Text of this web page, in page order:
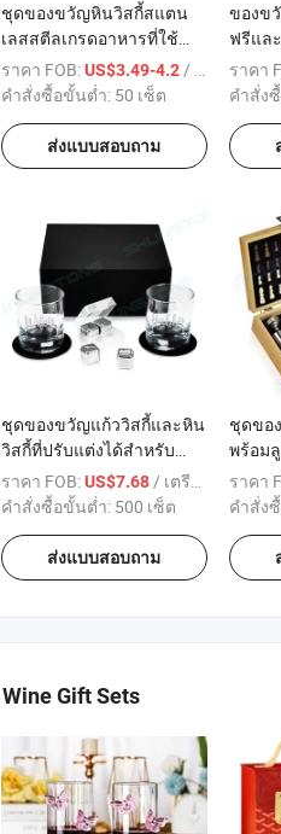
ชุดของขวัญหินวิสกี้สแตน
เลสสตีลเกรดอาหารที่ใช้ซ้ำ
ได้ในกล่องไม้จากผู้จัดจำ
หน่ายชุนสโตน
ราคา FOB:US$3.49-4.2/ เตรียมตัว
คำสั่งซื้อขั้นต่ำ: 50 เซ็ต
ส่งแบบสอบถาม
ของข
ฟรีแล
สารบ
ราคา
คำสั่ง
ชุดของขวัญแก้ววิสกี้และหิน
วิสกี้ที่ปรับแต่งได้สำหรับ
ภรรยาและสามีคู่รัก
ราคา FOB:US$7.68/ เตรียมตัว
คำสั่งซื้อขั้นต่ำ: 500 เซ็ต
ส่งแบบสอบถาม
ชุดขอ
พร้อม
หมาก
ราคา
คำสั่ง
Wine Gift Sets